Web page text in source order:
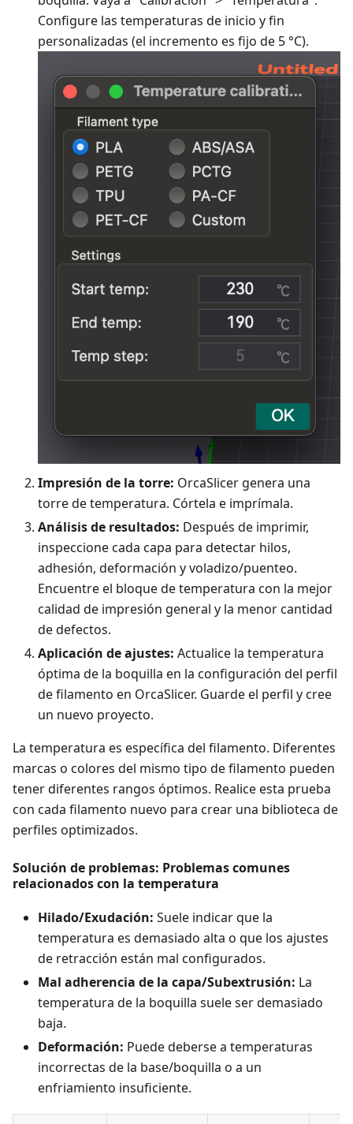
Configure las temperaturas de inicio y fin
personalizadas (el incremento es fijo de 5 °C).
Impresión de la torre: OrcaSlicer genera una
torre de temperatura. Córtela e imprímala.
Análisis de resultados: Después de imprimir,
inspeccione cada capa para detectar hilos,
adhesión, deformación y voladizo/puenteo.
Encuentre el bloque de temperatura con la mejor
calidad de impresión general y la menor cantidad
de defectos.
Aplicación de ajustes: Actualice la temperatura
óptima de la boquilla en la configuración del perfil
de filamento en OrcaSlicer. Guarde el perfil y cree
un nuevo proyecto.
La temperatura es específica del filamento. Diferentes
marcas o colores del mismo tipo de filamento pueden
tener diferentes rangos óptimos. Realice esta prueba
con cada filamento nuevo para crear una biblioteca de
perfiles optimizados.
Solución de problemas: Problemas comunes
relacionados con la temperatura
Hilado/Exudación: Suele indicar que la
temperatura es demasiado alta o que los ajustes
de retracción están mal configurados.
Mal adherencia de la capa/Subextrusión: La
temperatura de la boquilla suele ser demasiado
baja.
Deformación: Puede deberse a temperaturas
incorrectas de la base/boquilla o a un
enfriamiento insuficiente.